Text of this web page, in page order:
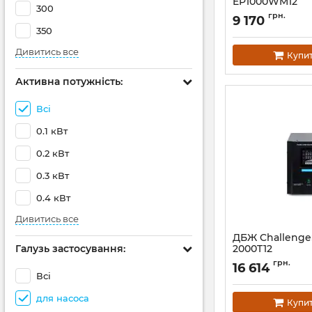
300
350
Дивитись все
Активна потужність:
Всі
0.1 кВт
0.2 кВт
0.3 кВт
0.4 кВт
Дивитись все
Галузь застосування:
Всі
для насоса
Артикул: 14824
9 170 грн.
ДБЖ
2000T12
Артикул: АН010337
16 614 грн.